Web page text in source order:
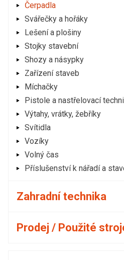
Čerpadla
Svářečky a hořáky
Lešení a plošiny
Stojky stavební
Shozy a násypky
Zařízení staveb
Míchačky
Pistole a nastřelovací
Výtahy, vrátky, žebříky
Svítidla
Vozíky
Volný čas
Příslušenství k nářadí a
Zahradní technika
Prodej / Použité